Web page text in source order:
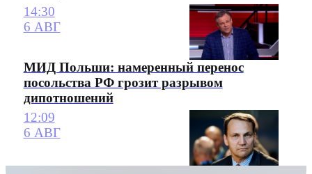
14:30
6 АВГ
МИД Польши: намеренный перенос
посольства РФ грозит разрывом
дипотношений
12:09
6 АВГ